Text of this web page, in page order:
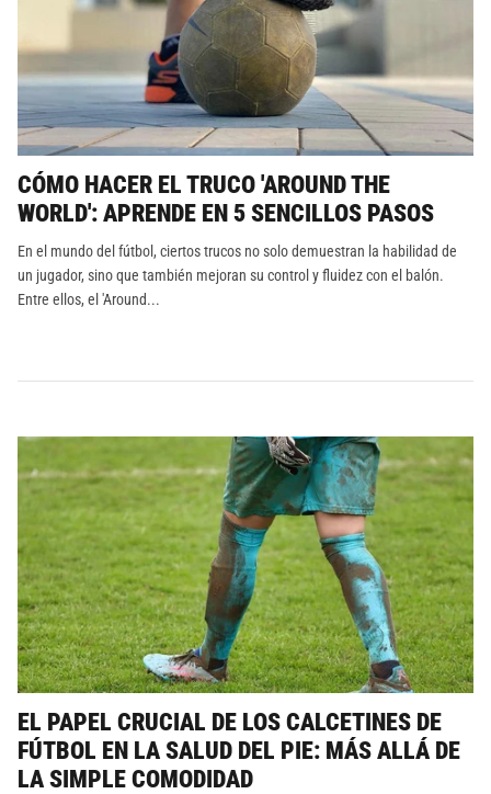
CÓMO HACER EL TRUCO 'AROUND THE
WORLD': APRENDE EN 5 SENCILLOS PASOS
En el mundo del fútbol, ciertos trucos no solo demuestran la habilidad de
un jugador, sino que también mejoran su control y fluidez con el balón.
Entre ellos, el 'Around...
EL PAPEL CRUCIAL DE LOS CALCETINES DE
FÚTBOL EN LA SALUD DEL PIE: MÁS ALLÁ DE
LA SIMPLE COMODIDAD